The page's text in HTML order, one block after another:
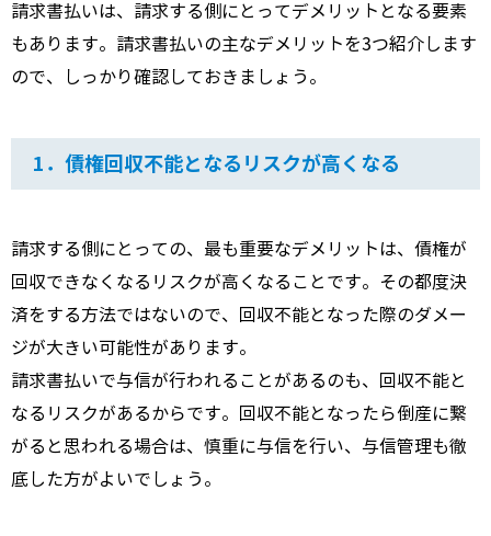
請求書払いは、請求する側にとってデメリットとなる要素
もあります。請求書払いの主なデメリットを3つ紹介します
ので、しっかり確認しておきましょう。
1．債権回収不能となるリスクが高くなる
請求する側にとっての、最も重要なデメリットは、債権が
回収できなくなるリスクが高くなることです。その都度決
済をする方法ではないので、回収不能となった際のダメー
ジが大きい可能性があります。
請求書払いで与信が行われることがあるのも、回収不能と
なるリスクがあるからです。回収不能となったら倒産に繋
がると思われる場合は、慎重に与信を行い、与信管理も徹
底した方がよいでしょう。